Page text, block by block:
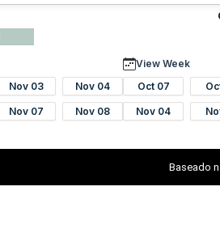
Nov 03 Nov 04
Nov 07 Nov 08
View Week
Oct 07
Nov 04
Baseado